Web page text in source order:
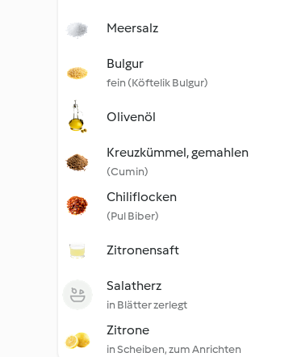
Meersalz
Bulgur
fein (Köftelik Bulgur)
Olivenöl
Kreuzkümmel, gemahlen
(Cumin)
Chiliflocken
(Pul Biber)
Zitronensaft
Salatherz
in Blätter zerlegt
Zitrone
in Scheiben, zum Anrichten